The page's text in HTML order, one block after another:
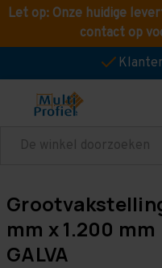
Let op: Onze huidige
contact op
Zoeken
mm x 1.200
GALVA